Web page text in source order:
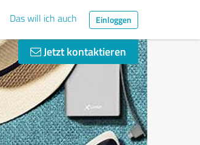
Das will ich auch Einloggen
Jetzt kontaktieren